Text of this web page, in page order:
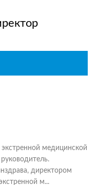
медицинской
директором
м...